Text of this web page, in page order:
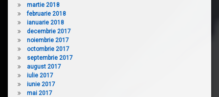
martie 2018
februarie 2018
ianuarie 2018
decembrie 2017
noiembrie 2017
octombrie 2017
septembrie 2017
august 2017
iulie 2017
iunie 2017
mai 2017